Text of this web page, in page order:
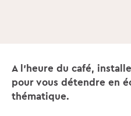
A l'heure du café,
pour vous détendre en
thématique.